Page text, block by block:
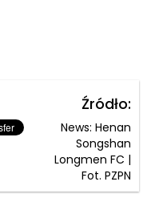
Źródło:
News: Henan
Songshan
Longmen FC |
Fot. PZPN